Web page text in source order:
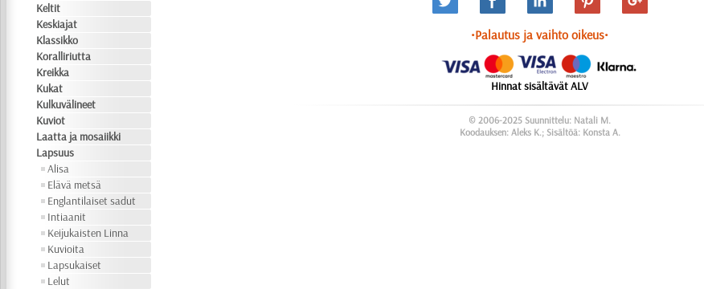
Keltit
Keskiajat
Klassikko
Koralliriutta
Kreikka
Kukat
Kulkuvälineet
Kuviot
Laatta ja mosaiikki
Lapsuus
Alisa
Elävä metsä
Englantilaiset sadut
Intiaanit
Keijukaisten Linna
Kuvioita
Lapsukaiset
Lelut
•Palautus ja vaihto oikeus•
Hinnat sisältävät ALV
© 2006-2025 Suunnittelu: Natali M.
Koodauksen: Aleks K.; Sisältöä: Konsta A.